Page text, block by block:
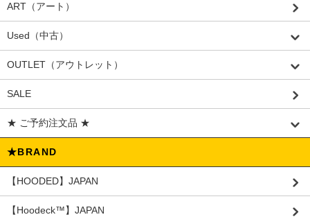
ART（アート）
Used（中古）
OUTLET（アウトレット）
SALE
★ ご予約注文品 ★
★BRAND
【HOODED】JAPAN
【Hoodeck™️】JAPAN